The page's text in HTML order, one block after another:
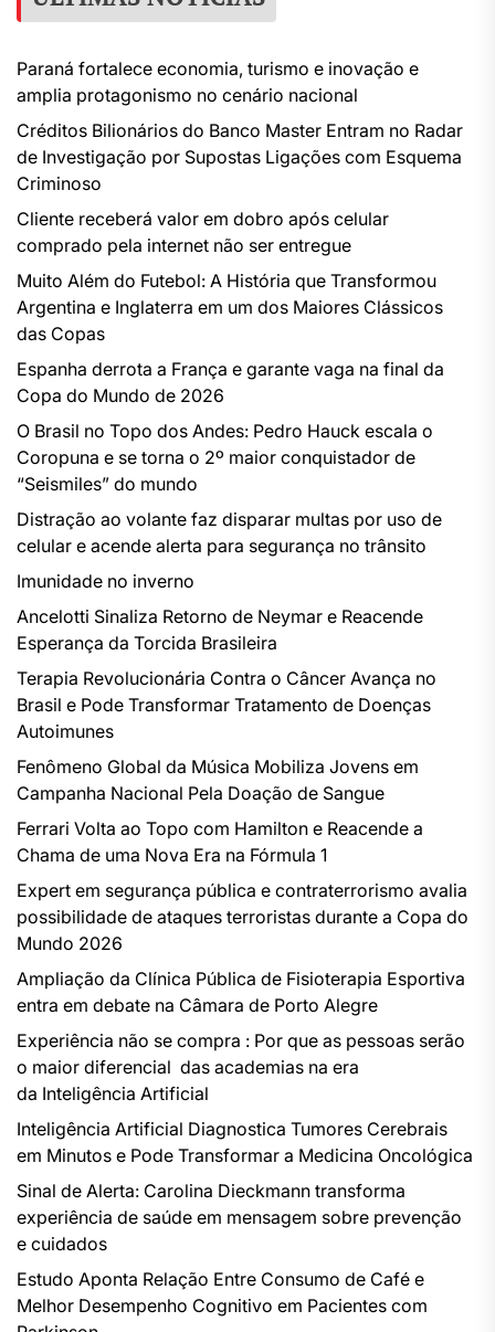
Paraná fortalece economia, turismo e inovação e
amplia protagonismo no cenário nacional
Créditos Bilionários do Banco Master Entram no Radar
de Investigação por Supostas Ligações com Esquema
Criminoso
Cliente receberá valor em dobro após celular
comprado pela internet não ser entregue
Muito Além do Futebol: A História que Transformou
Argentina e Inglaterra em um dos Maiores Clássicos
das Copas
Espanha derrota a França e garante vaga na final da
Copa do Mundo de 2026
O Brasil no Topo dos Andes: Pedro Hauck escala o
Coropuna e se torna o 2º maior conquistador de
“Seismiles” do mundo
Distração ao volante faz disparar multas por uso de
celular e acende alerta para segurança no trânsito
Imunidade no inverno
Ancelotti Sinaliza Retorno de Neymar e Reacende
Esperança da Torcida Brasileira
Terapia Revolucionária Contra o Câncer Avança no
Brasil e Pode Transformar Tratamento de Doenças
Autoimunes
Fenômeno Global da Música Mobiliza Jovens em
Campanha Nacional Pela Doação de Sangue
Ferrari Volta ao Topo com Hamilton e Reacende a
Chama de uma Nova Era na Fórmula 1
Expert em segurança pública e contraterrorismo avalia
possibilidade de ataques terroristas durante a Copa do
Mundo 2026
Ampliação da Clínica Pública de Fisioterapia Esportiva
entra em debate na Câmara de Porto Alegre
Experiência não se compra : Por que as pessoas serão
o maior diferencial das academias na era
da Inteligência Artificial
Inteligência Artificial Diagnostica Tumores Cerebrais
em Minutos e Pode Transformar a Medicina Oncológica
Sinal de Alerta: Carolina Dieckmann transforma
experiência de saúde em mensagem sobre prevenção
e cuidados
Estudo Aponta Relação Entre Consumo de Café e
Melhor Desempenho Cognitivo em Pacientes com